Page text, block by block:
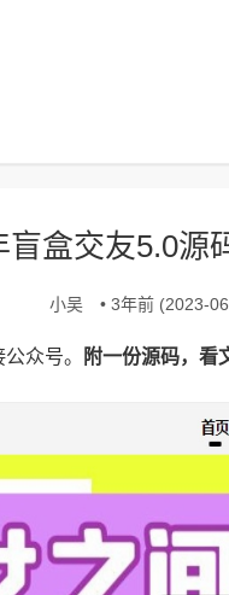
盲盒交友5.0源
小吴 • 3年前 (2023-
众号。 附一份源码，看